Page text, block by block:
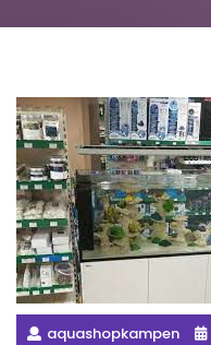
aquashopkampen